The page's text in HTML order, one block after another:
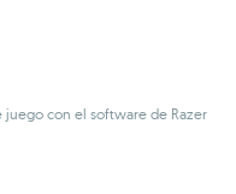
con el software de Razer